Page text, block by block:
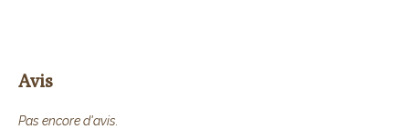
Avis
Pas encore d'avis.